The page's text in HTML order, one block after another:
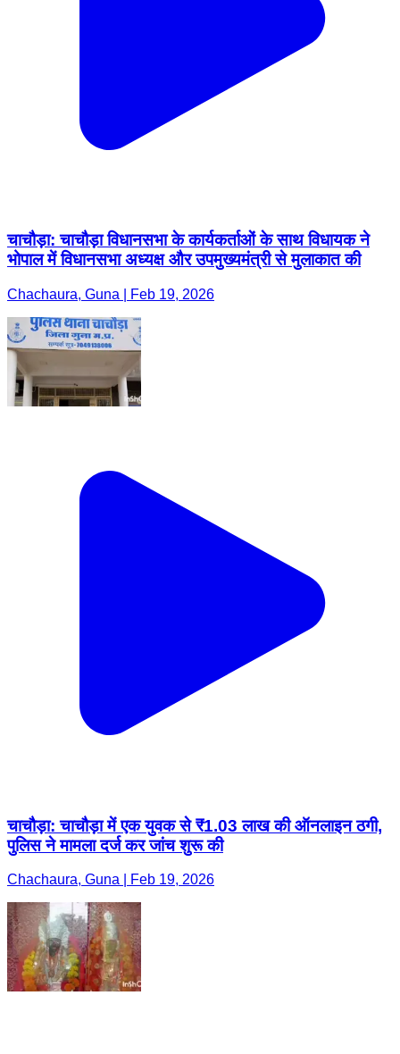
चाचौड़ा: चाचौड़ा विधानसभा के कार्यकर्ताओं के साथ विधायक ने
भोपाल में विधानसभा अध्यक्ष और उपमुख्यमंत्री से मुलाकात की
Chachaura, Guna | Feb 19, 2026
चाचौड़ा: चाचौड़ा में एक युवक से ₹1.03 लाख की ऑनलाइन ठगी,
पुलिस ने मामला दर्ज कर जांच शुरू की
Chachaura, Guna | Feb 19, 2026